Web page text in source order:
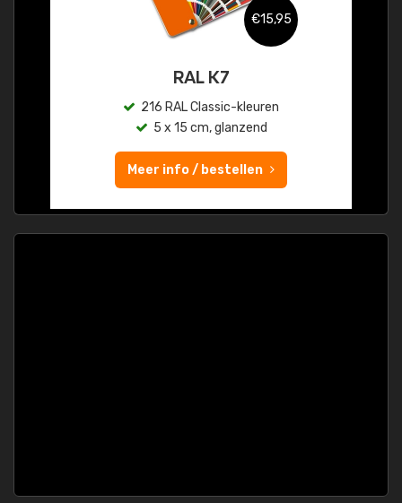
€15,95
RAL K7
216 RAL Classic-kleuren
5 x 15 cm, glanzend
Meer info / bestellen